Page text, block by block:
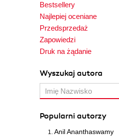
Bestsellery
Najlepiej oceniane
Przedsprzedaż
Zapowiedzi
Druk na żądanie
Wyszukaj autora
Popularni autorzy
Anil Ananthaswamy